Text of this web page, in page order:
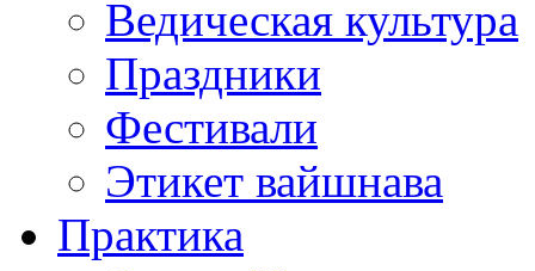
Ведическая культура
Праздники
Фестивали
Этикет вайшнава
Практика